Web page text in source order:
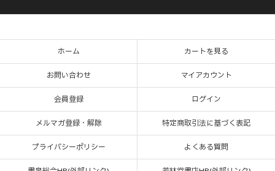
ホーム カートを見る
お問い合わせ マイアカウント
会員登録 ログイン
メルマガ登録・解除 特定商取引法に基づく表記
プライバシーポリシー よくある質問